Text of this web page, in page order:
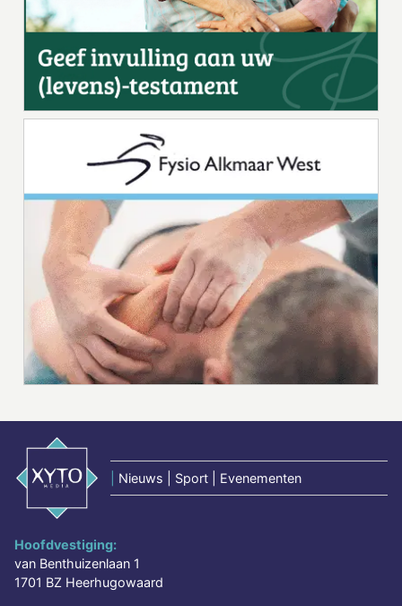
Nieuws | Sport | Evenementen
Hoofdvestiging:
van Benthuizenlaan 1
1701 BZ Heerhugowaard